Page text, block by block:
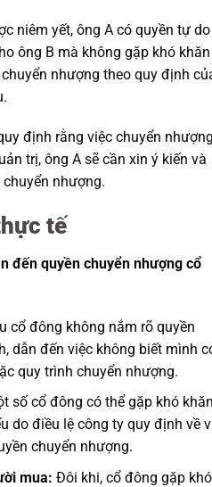
niêm yết, ông A có quyền tự do
ông B mà không gặp khó khăn
nhượng theo quy định
định rằng việc chuyển
trị, ông A sẽ cần xin ý kiến và
nhượng.
tế
đến quyền chuyển nhượng cổ
cổ đông không nắm rõ quyền
dẫn đến việc không biết mình
quy trình chuyển nhượng.
số cổ đông có thể gặp khó khăn
do điều lệ công ty quy định về
chuyển nhượng.
mua: Đôi khi, cổ đông gặp khó